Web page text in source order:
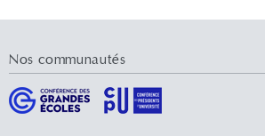
Nos communautés